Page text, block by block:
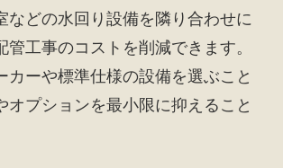
などの水回り設備を隣り合わせに
管工事のコストを削減できます。
カーや標準仕様の設備を選ぶこと
オプションを最小限に抑えること